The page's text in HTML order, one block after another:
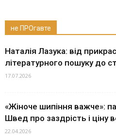
не ПРОгавте
Наталія Лазука: від
літературного пошуку до
17.07.2026
«Жіноче шипіння важче»:
Швед про заздрість і ціну
22.04.2026